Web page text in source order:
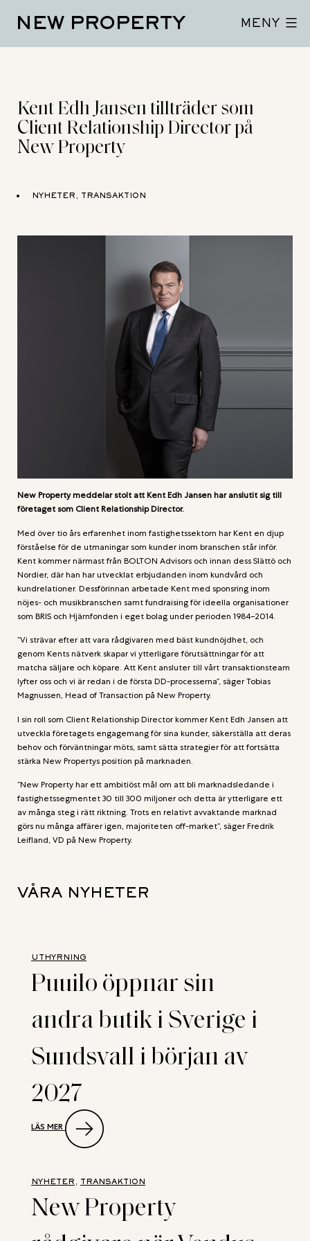
NEW PROPERTY MENY
Kent Edh Jansen tillträder som
Client Relationship Director på
New Property
NYHETER, TRANSAKTION
New Property meddelar stolt att Kent Edh Jansen har anslutit sig till
företaget som Client Relationship Director.
Med över tio års erfarenhet inom fastighetssektorn har Kent en djup
förståelse för de utmaningar som kunder inom branschen står inför.
Kent kommer närmast från BOLTON Advisors och innan dess Slättö och
Nordier, där han har utvecklat erbjudanden inom kundvård och
kundrelationer. Dessförinnan arbetade Kent med sponsring inom
nöjes- och musikbranschen samt fundraising för ideella organisationer
som BRIS och Hjärnfonden i eget bolag under perioden 1984–2014.
”Vi strävar efter att vara rådgivaren med bäst kundnöjdhet, och
genom Kents nätverk skapar vi ytterligare förutsättningar för att
matcha säljare och köpare. Att Kent ansluter till vårt transaktionsteam
lyfter oss och vi är redan i de första DD-processerna”, säger Tobias
Magnussen, Head of Transaction på New Property.
I sin roll som Client Relationship Director kommer Kent Edh Jansen att
utveckla företagets engagemang för sina kunder, säkerställa att deras
behov och förväntningar möts, samt sätta strategier för att fortsätta
stärka New Propertys position på marknaden.
”New Property har ett ambitiöst mål om att bli marknadsledande i
fastighetssegmentet 30 till 300 miljoner och detta är ytterligare ett
av många steg i rätt riktning. Trots en relativt avvaktande marknad
görs nu många affärer igen, majoriteten off-market”, säger Fredrik
Leifland, VD på New Property.
VÅRA NYHETER
UTHYRNING
Puuilo öppnar sin
andra butik i Sverige i
Sundsvall i början av
2027
LÄS MER
PUUILO
BUTIK
SVERIGE
I
NYHETER , TRANSAKTION
New Property